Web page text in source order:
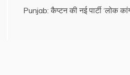
Punjab: कैप्टन की नई पार्टी ‘लोक